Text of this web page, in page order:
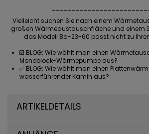
Vielleicht suchen Sie nach einem
großen Wärmeaustauschfläche und einem
das Modell Ba-23-60 passt nicht zu
☑️ BLOG: Wie wählt man einen
Monoblock-Wärmepumpe aus?
✅ BLOG: Wie wählt man einen
wasserführender Kamin aus?
ARTIKELDETAILS